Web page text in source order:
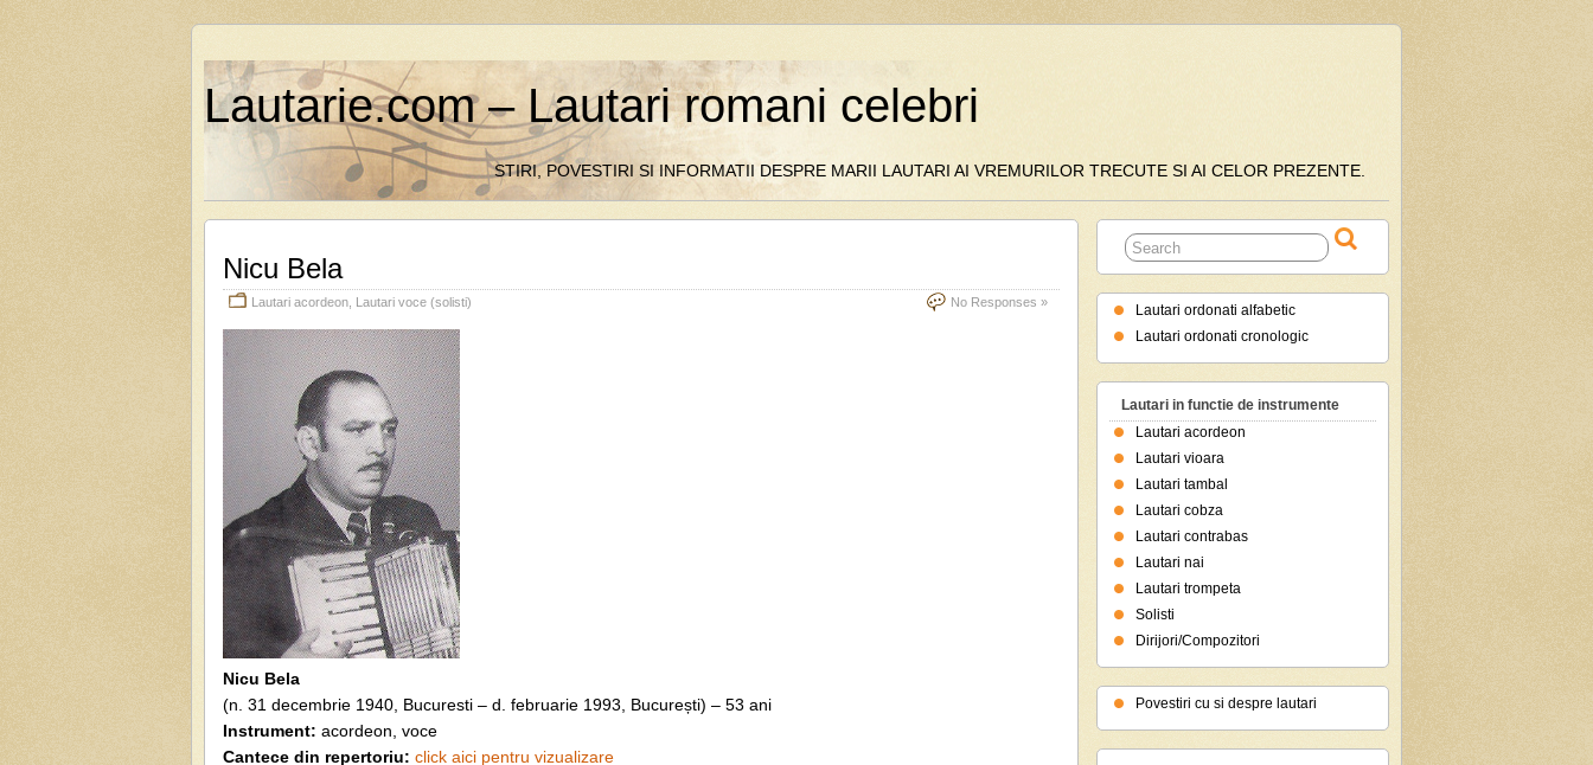
Lautarie.com – Lautari romani celebri
STIRI, POVESTIRI SI INFORMATII DESPRE MARII LAUTARI AI VREMURILOR TRECUTE SI AI CELOR PREZENTE.
Nicu Bela
Lautari acordeon Lautari voce (solisti) No Responses »
Nicu Bela
(n. 31 decembrie 1940, Bucuresti – d. februarie 1993, București) – 53 ani
Instrument: acordeon, voce
Cantece din repertoriu: click aici pentru vizualizare
Lautari ordonati alfabetic
Lautari ordonati cronologic
Lautari in functie de instrumente
Lautari acordeon
Lautari vioara
Lautari tambal
Lautari cobza
Lautari contrabas
Lautari nai
Lautari trompeta
Solisti
Dirijori/Compozitori
Povestiri cu si despre lautari